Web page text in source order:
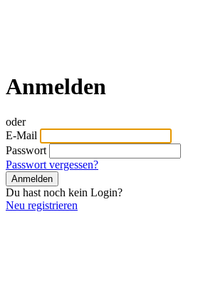
Anmelden
oder
E-Mail
Passwort
Passwort vergessen?
Anmelden
Du hast noch kein Login?
Neu registrieren